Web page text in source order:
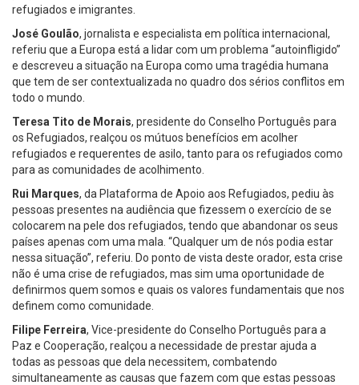
refugiados e imigrantes.
José Goulão, jornalista e especialista em política internacional,
referiu que a Europa está a lidar com um problema “autoinfligido”
e descreveu a situação na Europa como uma tragédia humana
que tem de ser contextualizada no quadro dos sérios conflitos em
todo o mundo.
Teresa Tito de Morais, presidente do Conselho Português para
os Refugiados, realçou os mútuos benefícios em acolher
refugiados e requerentes de asilo, tanto para os refugiados como
para as comunidades de acolhimento.
Rui Marques, da Plataforma de Apoio aos Refugiados, pediu às
pessoas presentes na audiência que fizessem o exercício de se
colocarem na pele dos refugiados, tendo que abandonar os seus
países apenas com uma mala. “Qualquer um de nós podia estar
nessa situação”, referiu. Do ponto de vista deste orador, esta crise
não é uma crise de refugiados, mas sim uma oportunidade de
definirmos quem somos e quais os valores fundamentais que nos
definem como comunidade.
Filipe Ferreira, Vice-presidente do Conselho Português para a
Paz e Cooperação, realçou a necessidade de prestar ajuda a
todas as pessoas que dela necessitem, combatendo
simultaneamente as causas que fazem com que estas pessoas